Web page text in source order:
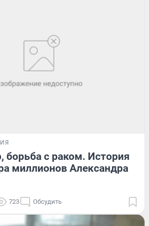
борьба с раком. История
миллионов Александра
723 Обсудить